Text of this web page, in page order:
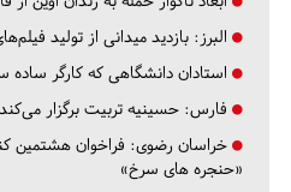
البرز: بازدید میدانی از تولید
استادان دانشگاهی که کارگر
فارس: حسینیه تربیت برگزار می‌کند
خراسان رضوی: فراخوان هشتمین
«حنجره های سرخ»